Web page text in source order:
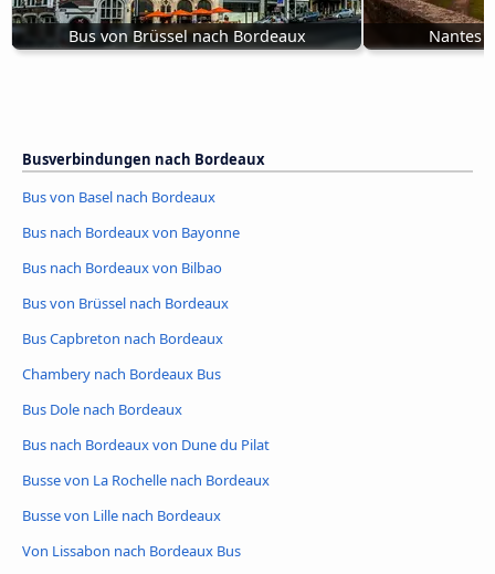
Bus von Brüssel nach Bordeaux Nantes
Busverbindungen nach Bordeaux
Bus von Basel nach Bordeaux
Bus nach Bordeaux von Bayonne
Bus nach Bordeaux von Bilbao
Bus von Brüssel nach Bordeaux
Bus Capbreton nach Bordeaux
Chambery nach Bordeaux Bus
Bus Dole nach Bordeaux
Bus nach Bordeaux von Dune du Pilat
Busse von La Rochelle nach Bordeaux
Busse von Lille nach Bordeaux
Von Lissabon nach Bordeaux Bus